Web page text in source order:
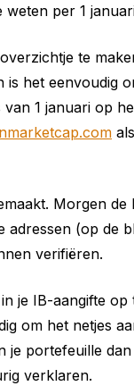
per 1
te
is het eenvoudig
1 januari op
Morgen de
adressen (op de
verifiëren.
je IB-aangifte op
om het netjes
je portefeuille
verklaren.